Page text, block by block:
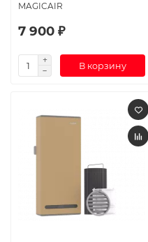
MAGICAIR
7 900 ₽
В корзину